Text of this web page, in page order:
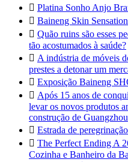
 Platina Sonho Anjo
 Baineng Skin
 Quão ruins são esses
tão acostumados à saúde?
 A indústria de móveis
prestes a detonar um
 Exposição Baineng
 Após 15 anos de
levar os novos produtos
construção de Guangzhou
 Estrada de
 The Perfect Ending A
Cozinha e Banheiro da